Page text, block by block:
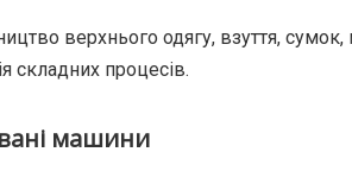
верхнього одягу, взуття,
складних процесів.
машини